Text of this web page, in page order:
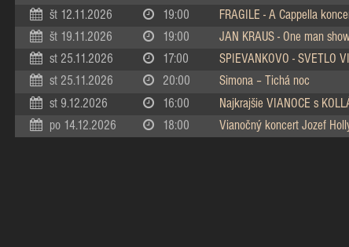
št 12.11.2026 19:00 FRAGILE - A Cappella
št 19.11.2026 19:00 JAN KRAUS - One man
st 25.11.2026 17:00 SPIEVANKOVO - SVETLO
st 25.11.2026 20:00 Simona – Tichá noc
st 9.12.2026 16:00 Najkrajšie VIANOCE s
po 14.12.2026 18:00 Vianočný koncert Jozef